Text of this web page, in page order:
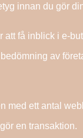
innan du gör
få inblick i e-
av
med ett antal
en transaktion.